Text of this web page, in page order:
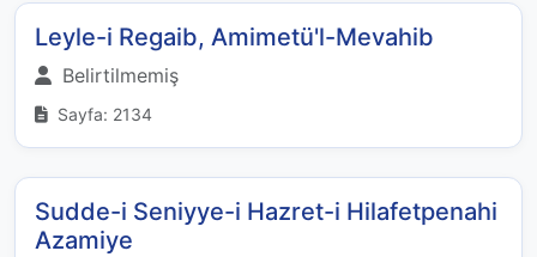
Leyle-i Regaib, Amimetü'l-Mevahib
Belirtilmemiş
Sayfa: 2134
Sudde-i Seniyye-i Hazret-i Hilafetpenahi
Azamiye